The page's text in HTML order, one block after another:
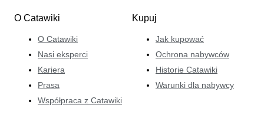
O Catawiki
O Catawiki
Nasi eksperci
Kariera
Prasa
Współpraca z Catawiki
Kupuj
Jak kupować
Ochrona nabywców
Historie Catawiki
Warunki dla nabywcy